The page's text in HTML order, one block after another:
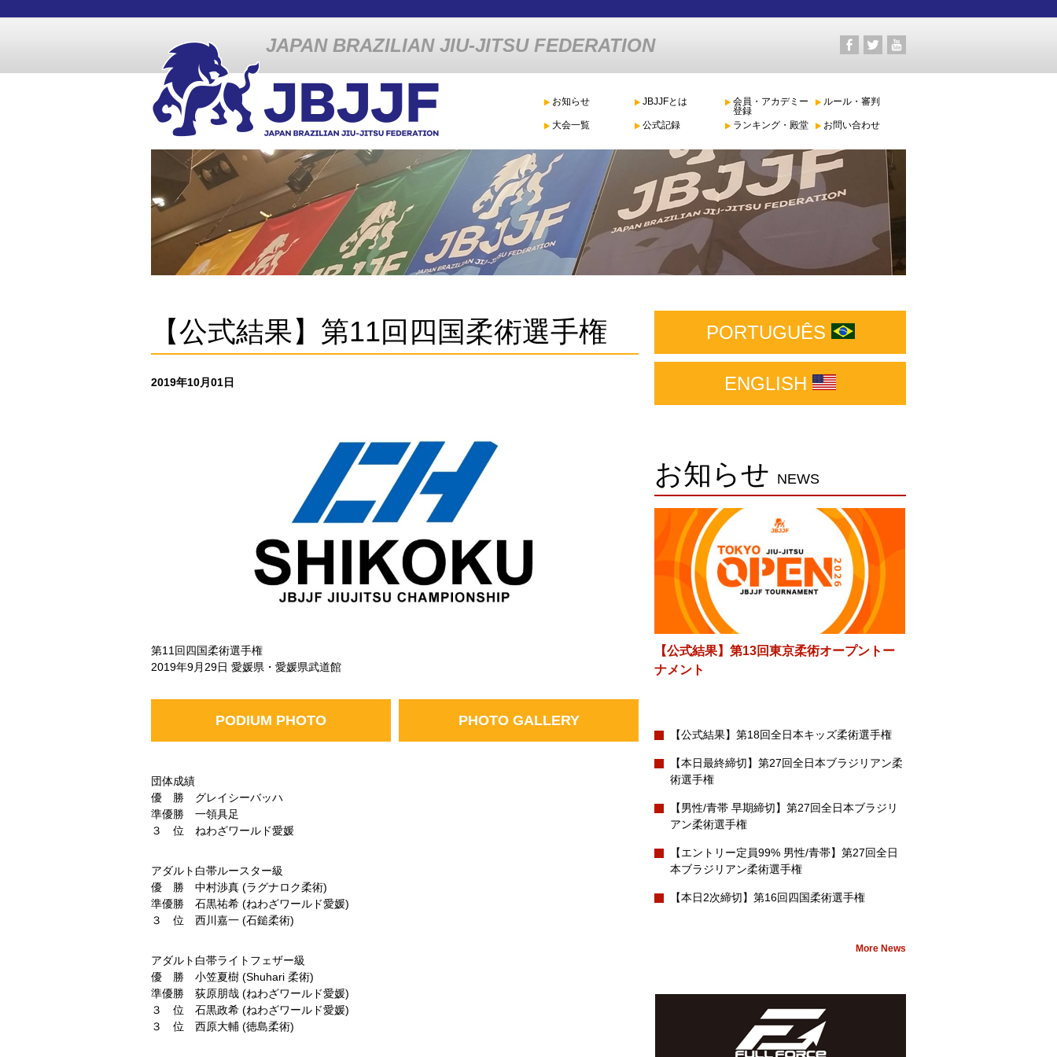
JAPAN BRAZILIAN JIU-JITSU FEDERATION
お知らせ JBJJFとは
会員・アカデミー
登録
ルール・審判
大会一覧 公式記録 ランキング・殿堂 お問い合わせ
【公式結果】第11回四国柔術選手権
2019年10月01日
第11回四国柔術選手権
2019年9月29日 愛媛県・愛媛県武道館
PODIUM PHOTO PHOTO GALLERY
団体成績
優 勝 グレイシーバッハ
準優勝 一領具足
３ 位 ねわざワールド愛媛
アダルト白帯ルースター級
優 勝 中村渉真 (ラグナロク柔術)
準優勝 石黒祐希 (ねわざワールド愛媛)
３ 位 西川嘉一 (石鎚柔術)
アダルト白帯ライトフェザー級
優 勝 小笠夏樹 (Shuhari 柔術)
準優勝 荻原朋哉 (ねわざワールド愛媛)
３ 位 石黒政希 (ねわざワールド愛媛)
３ 位 西原大輔 (徳島柔術)
PORTUGUÊS
ENGLISH
お知らせ NEWS
【公式結果】第13回東京柔術オープントー
ナメント
【公式結果】第18回全日本キッズ柔術選手権
【本日最終締切】第27回全日本ブラジリアン柔
術選手権
【男性/青帯 早期締切】第27回全日本ブラジリ
アン柔術選手権
【エントリー定員99% 男性/青帯】第27回全日
本ブラジリアン柔術選手権
【本日2次締切】第16回四国柔術選手権
More News